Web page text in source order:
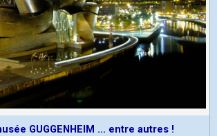
GUGGENHEIM ... entre autres !